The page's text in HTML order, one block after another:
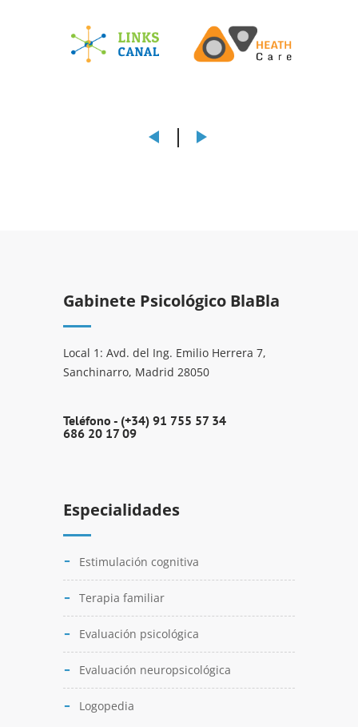
Gabinete Psicológico BlaBla
Local 1: Avd. del Ing. Emilio Herrera 7,
Sanchinarro, Madrid 28050
Teléfono - (+34) 91 755 57 34
686 20 17 09
Especialidades
Estimulación cognitiva
Terapia familiar
Evaluación psicológica
Evaluación neuropsicológica
Logopedia